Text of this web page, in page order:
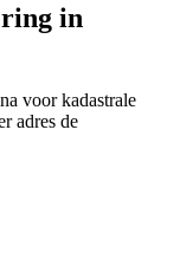
in
voor kadastrale
adres de